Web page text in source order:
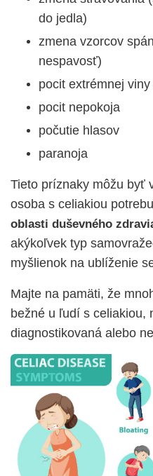
do jedla)
zmena vzorcov
nespavosť)
pocit extrémnej
pocit nepokoja
počutie hlasov
paranoja
Tieto príznaky môžu byť
osoba s celiakiou
oblasti duševného
akýkoľvek typ
myšlienok na ublíženie
Majte na pamäti, že
bežné u ľudí s celiakiou,
diagnostikovaná alebo